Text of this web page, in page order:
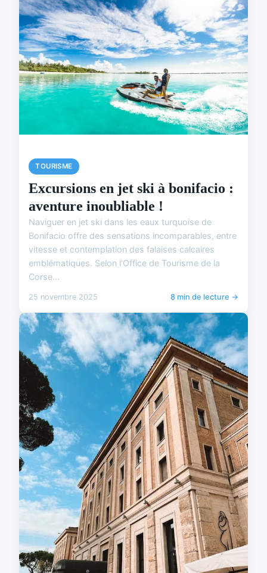
TOURISME
Excursions en jet ski à bonifacio :
aventure inoubliable !
Naviguer en jet ski dans les eaux turquoise de
Bonifacio offre des sensations incomparables, entre
vitesse et contemplation des falaises calcaires
emblématiques. Selon l'Office de Tourisme de la
Corse...
25 novembre 2025 8 min de lecture →